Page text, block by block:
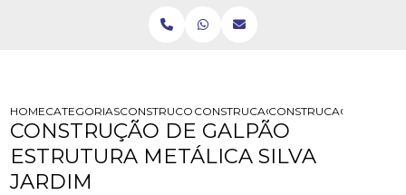
HOMECATEGORIASCONSTRUCOES DE GALPOES METALICOS
CONSTRUCAO DE GALPAO
CONSTRUCAO DE
CONSTRUÇÃO DE GALPÃO
ESTRUTURA METÁLICA SILVA
JARDIM